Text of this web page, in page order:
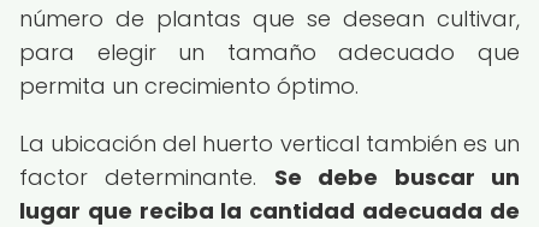
número de plantas que se desean cultivar,
para elegir un tamaño adecuado que
permita un crecimiento óptimo.
La ubicación del huerto vertical también es un
factor determinante. Se debe buscar un
lugar que reciba la cantidad adecuada de